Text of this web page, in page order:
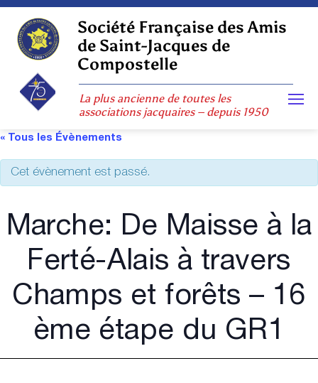
Skip
content
Société Française des Amis
de Saint-Jacques de
Compostelle
La plus ancienne de toutes les
associations jacquaires – depuis 1950
« Tous les Évènements
Cet évènement est passé.
Marche: De Maisse à la
Ferté-Alais à travers
Champs et forêts – 16
ème étape du GR1